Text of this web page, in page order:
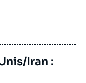
Iran :